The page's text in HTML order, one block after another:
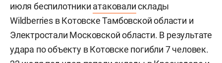
июля беспилотники атаковалисклады
Wildberries в Котовске Тамбовской области и
Электростали Московской области. В результате
удара по объекту в Котовске погибли 7 человек.